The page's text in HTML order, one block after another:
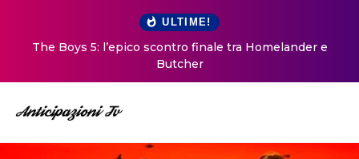
ULTIME!
The Boys 5: l’epico scontro finale tra Homelander e
Butcher